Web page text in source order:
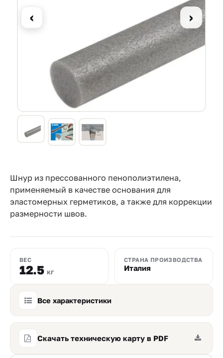
Прайс-
лист
Проектировщикам
Калькуляторы
800
03-
50
sales@mpkm.org
‹ ›
Шнур из прессованного пенополиэтилена,
применяемый в качестве основания для
эластомерных герметиков, а также для коррекции
размерности швов.
ВЕС
12.5 кг
СТРАНА ПРОИЗВОДСТВА
Италия
Все характеристики
Скачать техническую карту в PDF